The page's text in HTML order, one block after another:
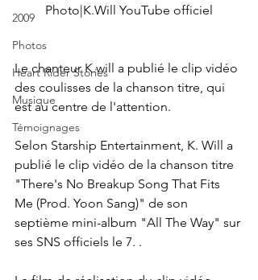
2009
Photos
Heart Rider Stories
Musique
Témoignages
Photo|K.Will YouTube officiel
Le chanteur K.will a publié le clip vidéo
des coulisses de la chanson titre, qui
est au centre de l'attention.
Selon Starship Entertainment, K. Will a
publié le clip vidéo de la chanson titre
"There's No Breakup Song That Fits
Me (Prod. Yoon Sang)" de son
septième mini-album "All The Way" sur
ses SNS officiels le 7. .